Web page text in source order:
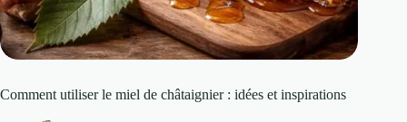
Comment utiliser le miel de châtaignier : idées et inspirations